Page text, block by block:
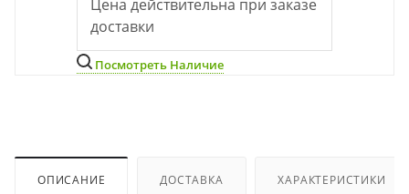
Цена действительна при заказе
доставки
Посмотреть Наличие
ОПИСАНИЕ ДОСТАВКА ХАРАКТЕРИСТИКИ